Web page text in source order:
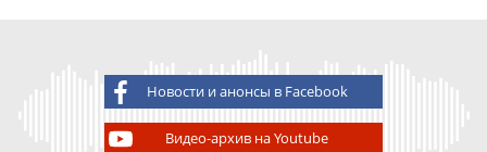
Новости и анонсы в Facebook
Видео-архив на Youtube